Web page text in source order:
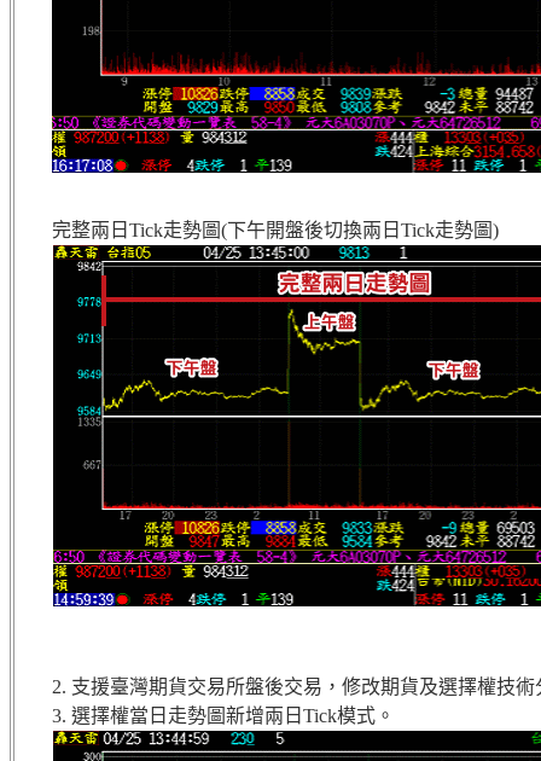
完整兩日Tick走勢圖(下午開盤後切換兩日Tick走勢圖)
2. 支援臺灣期貨交易所盤後交易，修改期貨及選擇權技
3. 選擇權當日走勢圖新增兩日Tick模式。